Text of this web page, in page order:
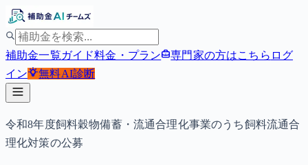
補助金一覧ガイド料金・プラン 専門家の方はこちら ログ
イン
無料AI診断
令和8年度飼料穀物備蓄・流通合理化事業のうち飼料流通合
理化対策の公募